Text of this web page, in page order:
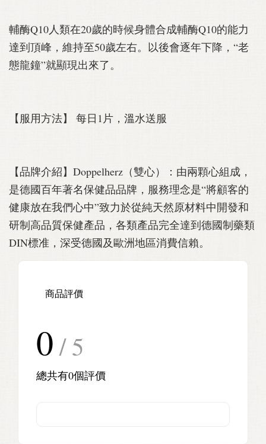
輔酶Q10人類在20歲的時候身體合成輔酶Q10的能力
達到頂峰，維持至50歲左右。以後會逐年下降，“老
態龍鐘”就顯現出來了。
【服用方法】 每日1片，溫水送服
【品牌介紹】Doppelherz（雙心）：由兩顆心組成，
是德國百年著名保健品品牌，服務理念是“將顧客的
健康放在我們心中”致力於從純天然原材料中開發和
研制高品質保健產品，各類產品完全達到德國制藥類
DIN標准，深受德國及歐洲地區消費信賴。
商品評價
0 / 5
總共有0個評價